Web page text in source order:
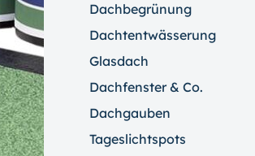
Dachbegrünung
Dachtentwässerung
Glasdach
Dachfenster & Co.
Dachgauben
Tageslichtspots